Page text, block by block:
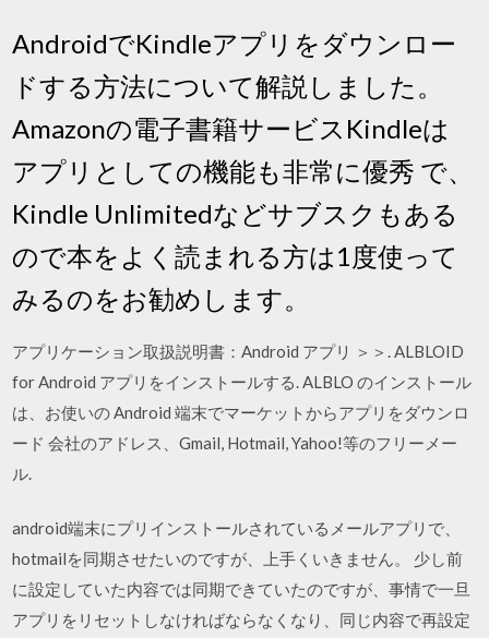
AndroidでKindleアプリをダウンロー
ドする方法について解説しました。
Amazonの電子書籍サービスKindleは
アプリとしての機能も非常に優秀 で、
Kindle Unlimitedなどサブスクもある
ので本をよく読まれる方は1度使って
みるのをお勧めします。
アプリケーション取扱説明書：Android アプリ ＞＞. ALBLOID
for Android アプリをインストールする. ALBLO のインストール
は、お使いの Android 端末でマーケットからアプリをダウンロ
ード 会社のアドレス、Gmail, Hotmail, Yahoo!等のフリーメー
ル.
android端末にプリインストールされているメールアプリで、
hotmailを同期させたいのですが、上手くいきません。 少し前
に設定していた内容では同期できていたのですが、事情で一旦
アプリをリセットしなければならなくなり、同じ内容で再設定